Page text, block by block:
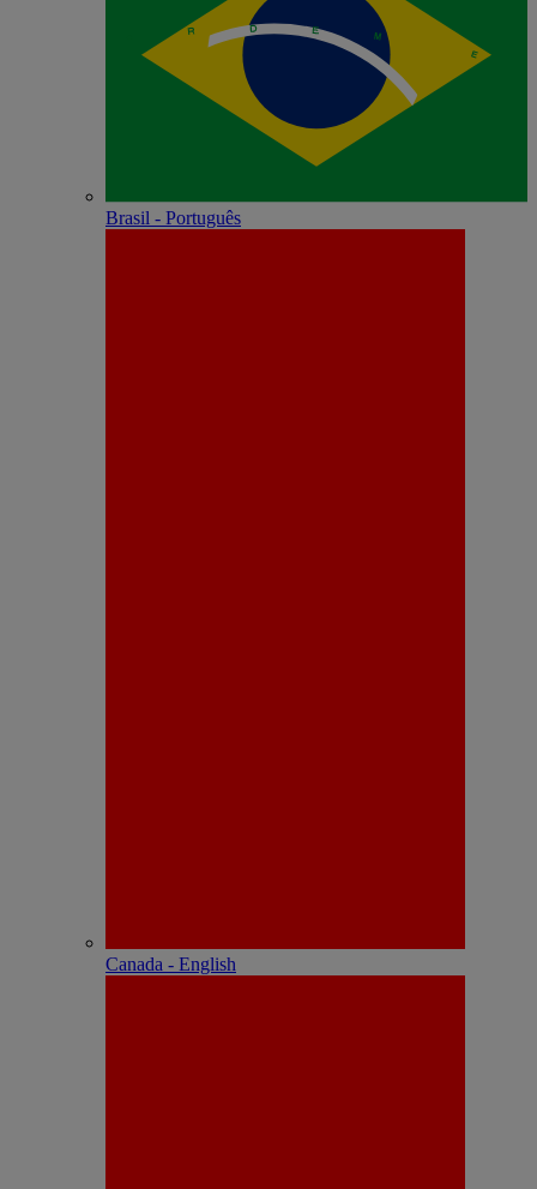
Brasil - Português
Canada - English